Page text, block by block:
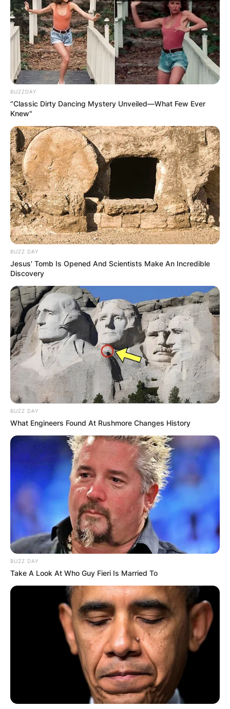
ПОПУЛАРНИ
ЛОКАЦИИ
Грција
Хрватска
Црна Гора
BUZZDAY
“Classic Dirty Dancing Mystery Unveiled—What Few Ever
Knew"
BUZZ DAY
Jesus' Tomb Is Opened And Scientists Make An Incredible
Discovery
BUZZ DAY
What Engineers Found At Rushmore Changes History
BUZZ DAY
Take A Look At Who Guy Fieri Is Married To